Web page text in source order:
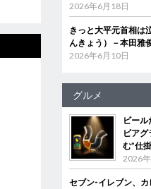
2026年6月18日
きっと大平元首相
んきょう）－本田雅
2026年6月10日
グルメ
ビール
ビア
む”仕
2026
セブン‐イレブン、